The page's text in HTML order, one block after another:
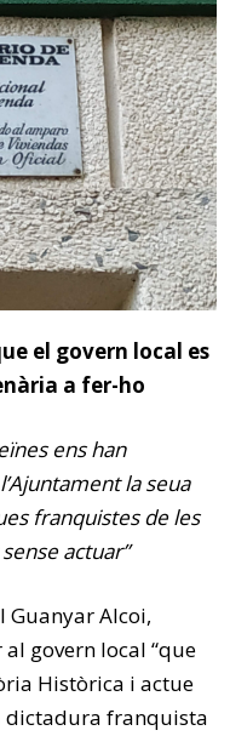
el govern local es
a fer-ho
ens han
la seua
franquistes de les
actuar”
Alcoi,
govern local “que
Històrica i actue
dictadura franquista